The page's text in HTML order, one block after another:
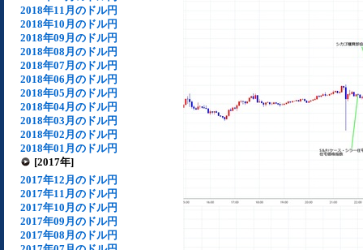
2018年11月のドル円
2018年10月のドル円
2018年09月のドル円
2018年08月のドル円
2018年07月のドル円
2018年06月のドル円
2018年05月のドル円
2018年04月のドル円
2018年03月のドル円
2018年02月のドル円
2018年01月のドル円
[2017年]
2017年12月のドル円
2017年11月のドル円
2017年10月のドル円
2017年09月のドル円
2017年08月のドル円